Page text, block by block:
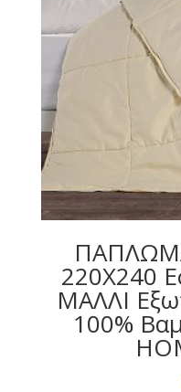
220X240
ΜΑΛΛΙ
100%